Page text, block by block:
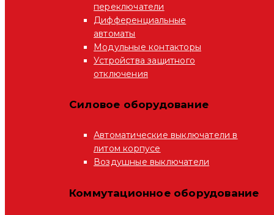
переключатели
Дифференциальные
автоматы
Модульные контакторы
Устройства защитного
отключения
Силовое оборудование
Автоматические выключатели в
литом корпусе
Воздушные выключатели
Коммутационное оборудование